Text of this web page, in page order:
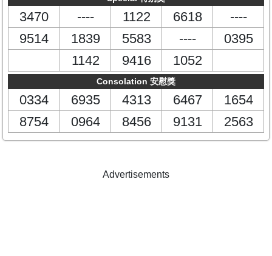
3470 ---- 1122 6618
----
9514
1839 5583 ----
0395
1142
9416 1052
Consolation 安慰獎
0334 6935 4313 6467
1654
8754
0964 8456 9131 2563
Advertisements